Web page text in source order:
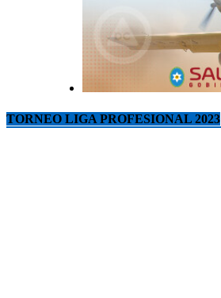
TORNEO LIGA PROFESIONAL 2023